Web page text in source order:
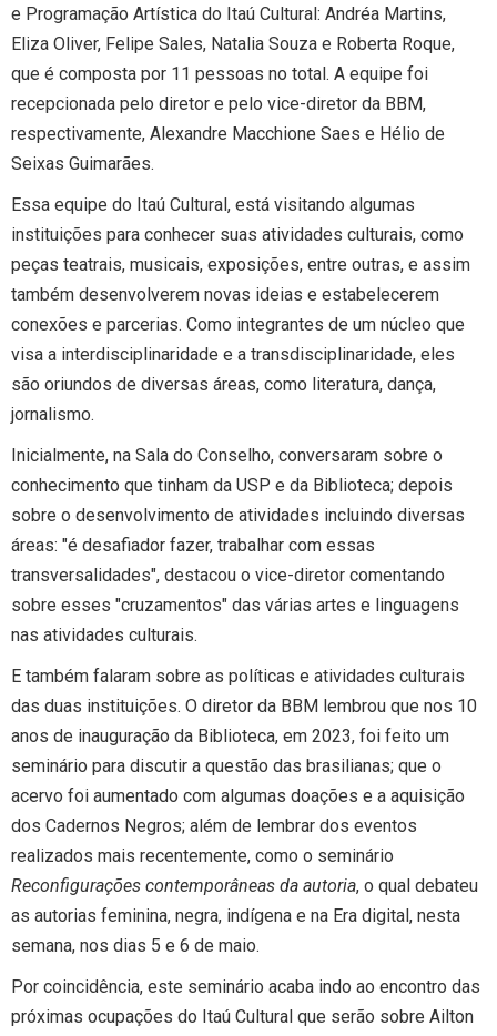
e Programação Artística do Itaú Cultural: Andréa Martins,
Eliza Oliver, Felipe Sales, Natalia Souza e Roberta Roque,
que é composta por 11 pessoas no total. A equipe foi
recepcionada pelo diretor e pelo vice-diretor da BBM,
respectivamente, Alexandre Macchione Saes e Hélio de
Seixas Guimarães.
Essa equipe do Itaú Cultural, está visitando algumas
instituições para conhecer suas atividades culturais, como
peças teatrais, musicais, exposições, entre outras, e assim
também desenvolverem novas ideias e estabelecerem
conexões e parcerias. Como integrantes de um núcleo que
visa a interdisciplinaridade e a transdisciplinaridade, eles
são oriundos de diversas áreas, como literatura, dança,
jornalismo.
Inicialmente, na Sala do Conselho, conversaram sobre o
conhecimento que tinham da USP e da Biblioteca; depois
sobre o desenvolvimento de atividades incluindo diversas
áreas: "é desafiador fazer, trabalhar com essas
transversalidades", destacou o vice-diretor comentando
sobre esses "cruzamentos" das várias artes e linguagens
nas atividades culturais.
E também falaram sobre as políticas e atividades culturais
das duas instituições. O diretor da BBM lembrou que nos 10
anos de inauguração da Biblioteca, em 2023, foi feito um
seminário para discutir a questão das brasilianas; que o
acervo foi aumentado com algumas doações e a aquisição
dos Cadernos Negros; além de lembrar dos eventos
realizados mais recentemente, como o seminário
Reconfigurações contemporâneas da autoria, o qual debateu
as autorias feminina, negra, indígena e na Era digital, nesta
semana, nos dias 5 e 6 de maio.
Por coincidência, este seminário acaba indo ao encontro das
próximas ocupações do Itaú Cultural que serão sobre Ailton